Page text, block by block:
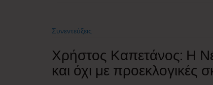
Συνεντεύξεις
Χρήστος Καπετάνος: Η
και όχι με προεκλογικές